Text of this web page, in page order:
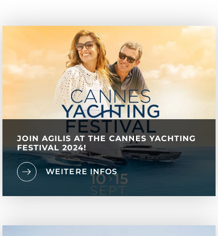
JOIN AGILIS AT THE CANNES YACHTING
FESTIVAL 2024!
WEITERE INFOS